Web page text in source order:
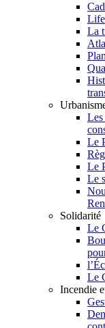
La
Les
Le
Le
Le
Solidarité
Le
Le
Incendie